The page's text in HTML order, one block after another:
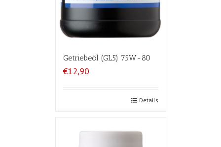
Getriebeöl (GL5) 75W-80
€12,90
Details